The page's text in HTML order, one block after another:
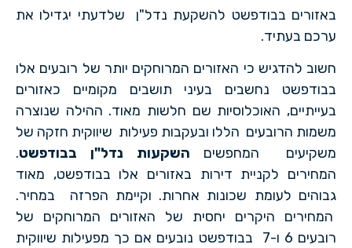
באזורים בבודפשט להשקעת נדל"ן שלדעתי יגדילו את
ערכם בעתיד.
חשוב להדגיש כי האזורים המרוחקים יותר של רובעים אלו
בבודפשט נחשבים בעיני תושבים מקומיים כאזורים
בעייתיים, האוכלוסיות שם חלשות מאוד. ההילה שנוצרה
משמות הרובעים הללו ובעקבות פעילות שיווקית חזקה של
משקיעים המחפשים השקעות נדל"ן בבודפשט.
המחירים לקניית דירות באזורים אלו בבודפשט, מאוד
גבוהים לעומת שכונות אחרות. וקיימת הפרזה במחיר.
המחירים היקרים יחסית של האזורים המרוחקים של
רובעים 6 ו-7 בבודפשט נובעים אם כך מפעילות שיווקית